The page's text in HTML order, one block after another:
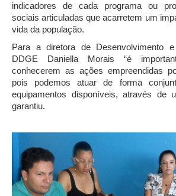
indicadores de cada programa ou
sociais articuladas que acarretem um
vida da população.
Para a diretora de Desenvolvimento
DDGE Daniella Morais “é
conhecerem as ações empreendidas
pois podemos atuar de forma
equipamentos disponíveis, através de
garantiu.